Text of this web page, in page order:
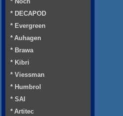
* DECAPOD
* Evergreen
* Auhagen
* Brawa
* Kibri
* Viessman
* Humbrol
* SAI
* Artitec